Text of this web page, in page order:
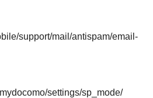
support/mail/antispam/email-
settings/sp_mode/